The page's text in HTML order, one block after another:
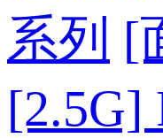
系列 [
[2.5G]